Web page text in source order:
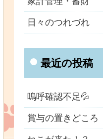
日々のつれづれ
最近の投稿
嗚呼確認不足💦
賞与の置きどころ